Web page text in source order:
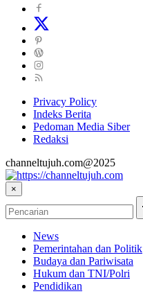
Privacy Policy
Indeks Berita
Pedoman Media Siber
Redaksi
channeltujuh.com@2025
×
News
Pemerintahan dan Politik
Budaya dan Pariwisata
Hukum dan TNI/Polri
Pendidikan